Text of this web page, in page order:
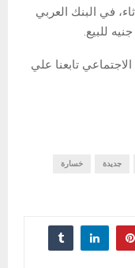
في البنك العربي
تابعنا علي
جديدة خسارة